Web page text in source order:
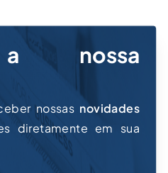
nossa
nossas novidades
diretamente em sua